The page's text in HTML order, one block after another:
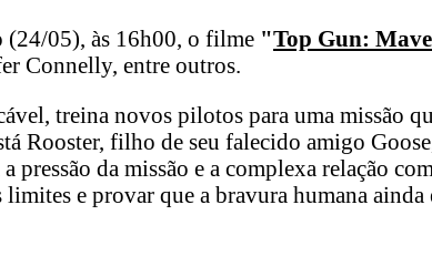
(24/05), às 16h00, o filme "Top Gun:
Connelly, entre outros.
treina novos pilotos para uma missão
Rooster, filho de seu falecido amigo
da missão e a complexa relação
e provar que a bravura humana ainda